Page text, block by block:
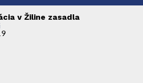
v Žiline zasadla